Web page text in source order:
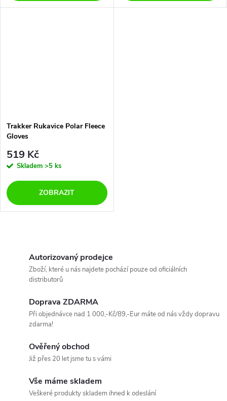
Trakker Rukavice Polar Fleece
Gloves
519 Kč
Skladem >5 ks
ZOBRAZIT
Autorizovaný prodejce
Zboží, které u nás najdete pochází pouze od oficiálních
distributorů
Doprava ZDARMA
Při objednávce nad 1 000,-Kč/89,-Eur máte od nás vždy dopravu
zdarma!
Ověřený obchod
Již přes 20 let jsme tu s vámi
Vše máme skladem
Veškeré produkty skladem ihned k odeslání